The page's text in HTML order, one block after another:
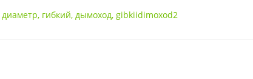
диаметр, гибкий, дымоход, gibkiidimoxod2